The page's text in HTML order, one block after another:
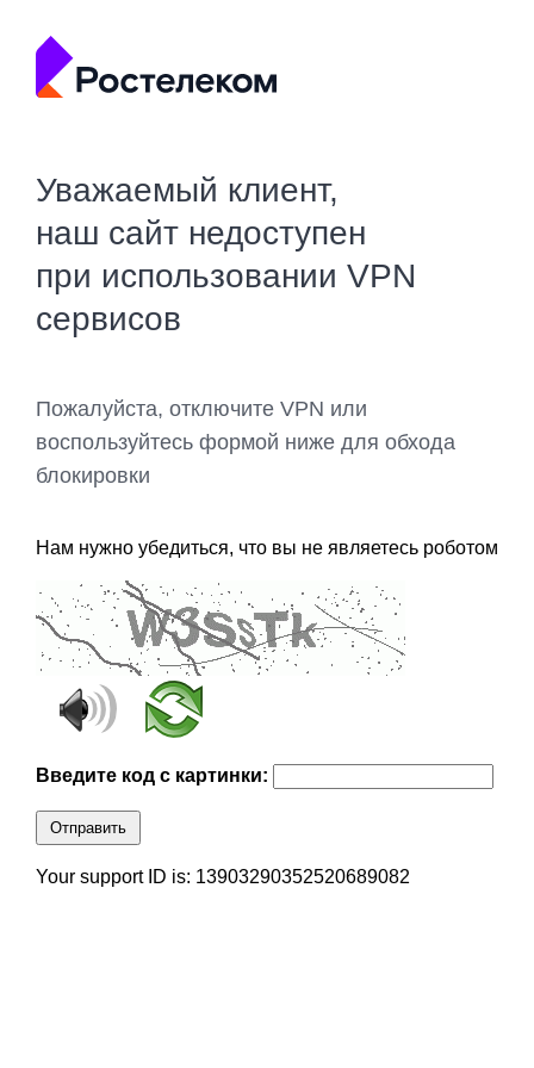
Уважаемый клиент,
наш сайт недоступен
при использовании VPN
сервисов
Пожалуйста, отключите VPN или
воспользуйтесь формой ниже для обхода
блокировки
Нам нужно убедиться, что вы не являетесь роботом
Введите код с картинки:
Отправить
Your support ID is: 13903290352520689082